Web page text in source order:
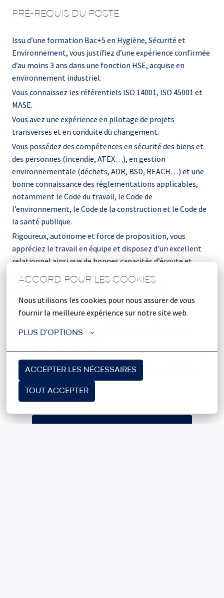
ACCORD POUR LES COOKIES
Nous utilisons les cookies pour nous assurer de vous
fournir la meilleure expérience sur notre site web.
PLUS D'OPTIONS
ACCEPTER LES NÉCESSAIRES
TOUT ACCEPTER
PRÉ-REQUIS DU POSTE
Issu d’une formation Bac+5 en Hygiène, Sécurité et
Environnement, vous justifiez d’une expérience confirmée
d’au moins 3 ans dans une fonction HSE, acquise en
environnement industriel.
Vous connaissez les référentiels ISO 14001, ISO 45001 et
MASE.
Vous avez une expérience en pilotage de projets
transverses et en conduite du changement.
Vous possédez des compétences en sécurité des biens et
des personnes (incendie, ATEX…), en gestion
environnementale (déchets, ADR, BSD, REACH…) et une
bonne connaissance des réglementations applicables,
notamment le Code du travail, le Code de
l’environnement, le Code de la construction et le Code de
la santé publique.
Rigoureux, autonome et force de proposition, vous
appréciez le travail en équipe et disposez d’un excellent
relationnel ainsi que de bonnes capacités d’écoute et
Un niveau d’anglais est requis avec une bonne
compréhension écrite et capacité rédactionnelle.
Des déplacements réguliers à Beauvais et Chalons en
de la métallurgie (IDCC 3248), appliquée au CETIM.